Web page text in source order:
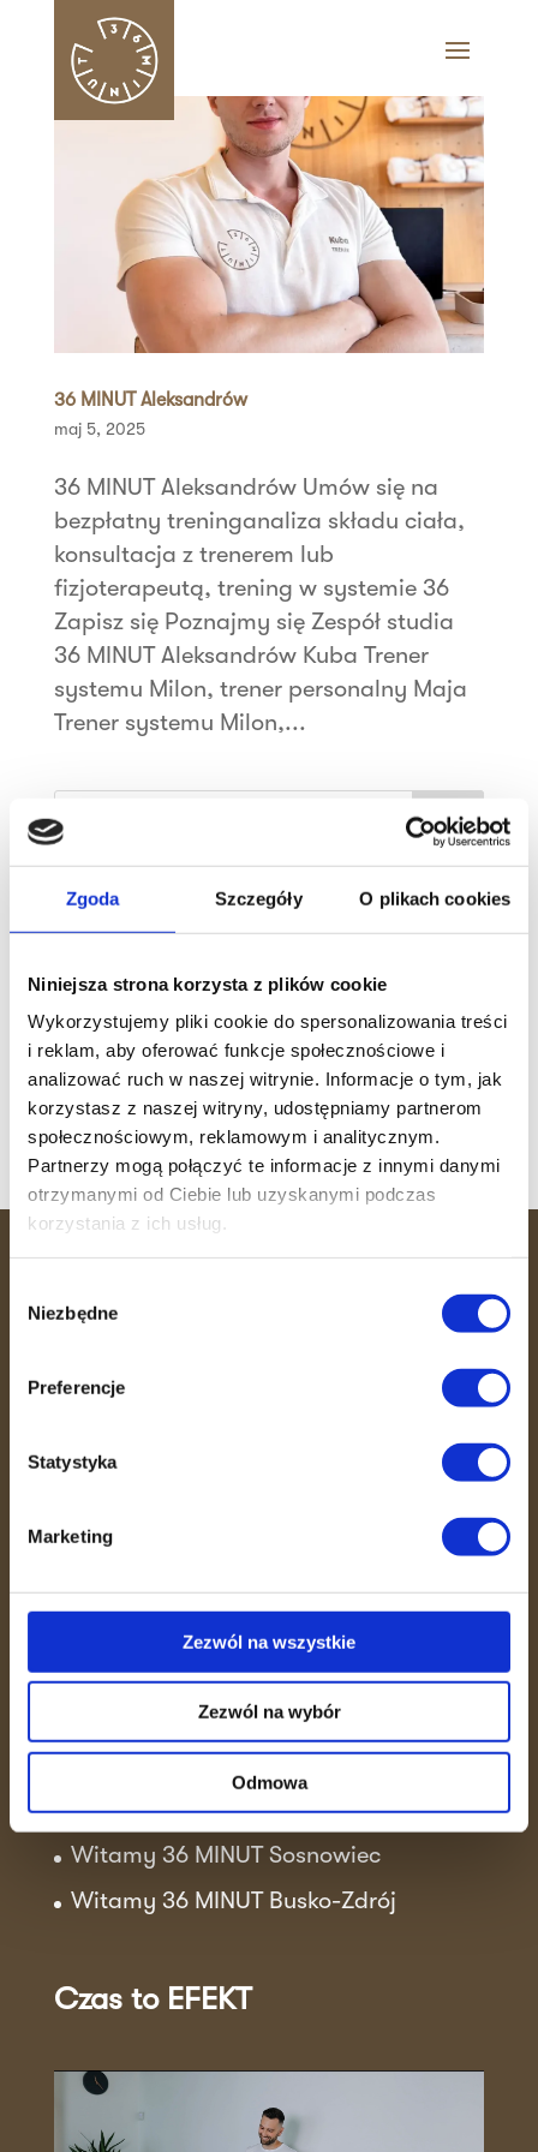
Zgoda Szczegóły O plikach cookies
Niniejsza strona korzysta z plików cookie
Wykorzystujemy pliki cookie do spersonalizowania treści
i reklam, aby oferować funkcje społecznościowe i
analizować ruch w naszej witrynie. Informacje o tym, jak
korzystasz z naszej witryny, udostępniamy partnerom
społecznościowym, reklamowym i analitycznym.
Partnerzy mogą połączyć te informacje z innymi danymi
otrzymanymi od Ciebie lub uzyskanymi podczas
korzystania z ich usług.
zgody
Niezbędne
Preferencje
Statystyka
Marketing
Zezwól na wszystkie
Zezwól na wybór
Odmowa
36 MINUT Aleksandrów
maj 5, 2025
36 MINUT Aleksandrów Umów się na
bezpłatny treninganaliza składu ciała,
konsultacja z trenerem lub
fizjoterapeutą, trening w systemie 36
Zapisz się Poznajmy się Zespół studia
36 MINUT Aleksandrów Kuba Trener
systemu Milon, trener personalny Maja
Trener systemu Milon,...
Szukaj
Najnowsze wpisy
Sukcesy klubowiczek!
Trening wytrzymałościowo-siłowy
Witamy 36 MINUT Strzałkowo
Witamy 36 MINUT Sosnowiec
Witamy 36 MINUT Busko-Zdrój
36 MINUT to miejsce, gdzie efektywność
Dzięki unikalnemu systemowi
fizjoterapeutów pomagamy Ci dbać o
Skutecznie, bezpiecznie i w otoczeniu
Aktualności
Sukcesy klubowiczek!
Trening wytrzymałościowo-siłowy
Witamy 36 MINUT Strzałkowo
Witamy 36 MINUT Sosnowiec
Witamy 36 MINUT Busko-Zdrój
Czas to EFEKT